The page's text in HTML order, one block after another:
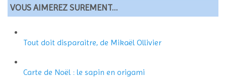
VOUS AIMEREZ SUREMENT…
Tout doit disparaitre, de Mikaël Ollivier
Carte de Noël : le sapin en origami